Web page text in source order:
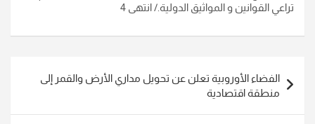
تراعي القوانين و المواثيق الدولية./ انتهى 4
المقالات
الفضاء الأوروبية تعلن عن تحويل مداري الأرض والقمر إلى
منطقة اقتصادية